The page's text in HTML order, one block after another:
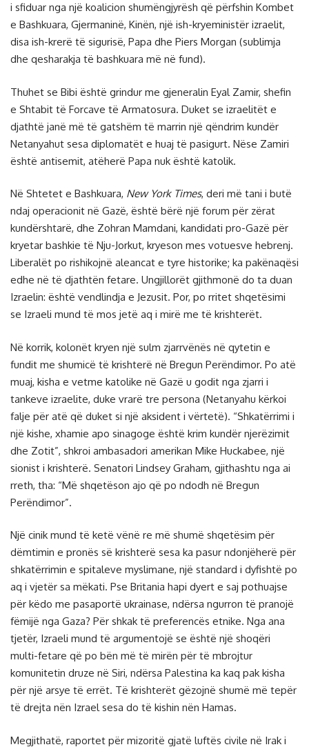
i sfiduar nga një koalicion shumëngjyrësh që përfshin Kombet
e Bashkuara, Gjermaninë, Kinën, një ish-kryeministër izraelit,
disa ish-krerë të sigurisë, Papa dhe Piers Morgan (sublimja
dhe qesharakja të bashkuara më në fund).
Thuhet se Bibi është grindur me gjeneralin Eyal Zamir, shefin
e Shtabit të Forcave të Armatosura. Duket se izraelitët e
djathtë janë më të gatshëm të marrin një qëndrim kundër
Netanyahut sesa diplomatët e huaj të pasigurt. Nëse Zamiri
është antisemit, atëherë Papa nuk është katolik.
Në Shtetet e Bashkuara, New York Times, deri më tani i butë
ndaj operacionit në Gazë, është bërë një forum për zërat
kundërshtarë, dhe Zohran Mamdani, kandidati pro-Gazë për
kryetar bashkie të Nju-Jorkut, kryeson mes votuesve hebrenj.
Liberalët po rishikojnë aleancat e tyre historike; ka pakënaqësi
edhe në të djathtën fetare. Ungjillorët gjithmonë do ta duan
Izraelin: është vendlindja e Jezusit. Por, po rritet shqetësimi
se Izraeli mund të mos jetë aq i mirë me të krishterët.
Në korrik, kolonët kryen një sulm zjarrvënës në qytetin e
fundit me shumicë të krishterë në Bregun Perëndimor. Po atë
muaj, kisha e vetme katolike në Gazë u godit nga zjarri i
tankeve izraelite, duke vrarë tre persona (Netanyahu kërkoi
falje për atë që duket si një aksident i vërtetë). “Shkatërrimi i
një kishe, xhamie apo sinagoge është krim kundër njerëzimit
dhe Zotit”, shkroi ambasadori amerikan Mike Huckabee, një
sionist i krishterë. Senatori Lindsey Graham, gjithashtu nga ai
rreth, tha: “Më shqetëson ajo që po ndodh në Bregun
Perëndimor”.
Një cinik mund të ketë vënë re më shumë shqetësim për
dëmtimin e pronës së krishterë sesa ka pasur ndonjëherë për
shkatërrimin e spitaleve myslimane, një standard i dyfishtë po
aq i vjetër sa mëkati. Pse Britania hapi dyert e saj pothuajse
për këdo me pasaportë ukrainase, ndërsa ngurron të pranojë
fëmijë nga Gaza? Për shkak të preferencës etnike. Nga ana
tjetër, Izraeli mund të argumentojë se është një shoqëri
multi-fetare që po bën më të mirën për të mbrojtur
komunitetin druze në Siri, ndërsa Palestina ka kaq pak kisha
për një arsye të errët. Të krishterët gëzojnë shumë më tepër
të drejta nën Izrael sesa do të kishin nën Hamas.
Megjithatë, raportet për mizoritë gjatë luftës civile në Irak i